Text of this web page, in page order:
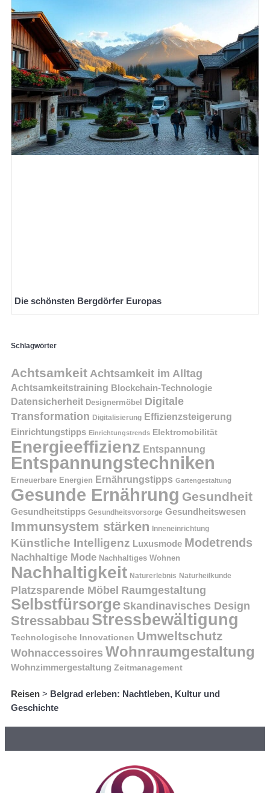
Die schönsten Bergdörfer Europas
Schlagwörter
Achtsamkeit Achtsamkeit im Alltag
Achtsamkeitstraining Blockchain-Technologie
Datensicherheit Designermöbel
Digitale
Transformation Digitalisierung Effizienzsteigerung
Einrichtungstipps Einrichtungstrends Elektromobilität
Energieeffizienz Entspannung
Entspannungstechniken
Erneuerbare Energien Ernährungstipps Gartengestaltung
Gesunde Ernährung Gesundheit
Gesundheitstipps Gesundheitsvorsorge Gesundheitswesen
Immunsystem stärken Inneneinrichtung
Künstliche Intelligenz Luxusmode Modetrends
Nachhaltige Mode Nachhaltiges Wohnen
Nachhaltigkeit Naturerlebnis Naturheilkunde
Platzsparende Möbel Raumgestaltung
Selbstfürsorge Skandinavisches Design
Stressabbau Stressbewältigung
Technologische Innovationen Umweltschutz
Wohnaccessoires Wohnraumgestaltung
Wohnzimmergestaltung Zeitmanagement
Reisen > Belgrad erleben: Nachtleben, Kultur und
Geschichte